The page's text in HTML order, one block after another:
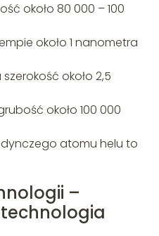
około 80 000 – 100
około 1 nanometra
około 2,5
około 100 000
atomu helu to
–